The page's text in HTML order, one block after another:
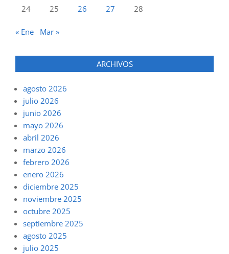
24
25 26 27 28
« Ene Mar »
ARCHIVOS
agosto 2026
julio 2026
junio 2026
mayo 2026
abril 2026
marzo 2026
febrero 2026
enero 2026
diciembre 2025
noviembre 2025
octubre 2025
septiembre 2025
agosto 2025
julio 2025